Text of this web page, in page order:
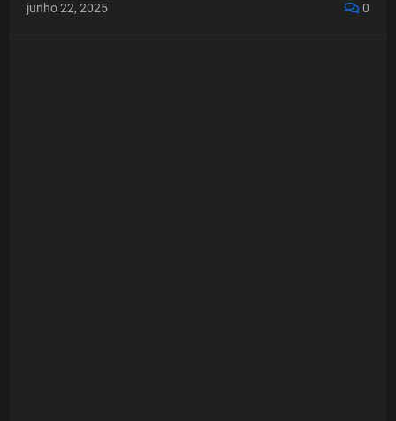
junho 22, 2025 0